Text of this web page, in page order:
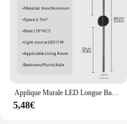
5,48€